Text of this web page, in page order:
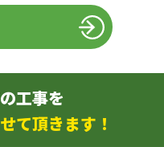
工事を
て頂きます！